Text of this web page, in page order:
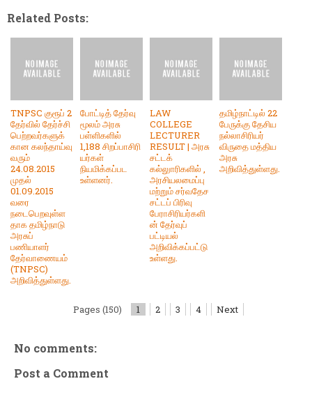
Related Posts:
TNPSC குரூப் 2
தேர்வில் தேர்ச்சி
பெற்றவர்களுக்
கான கலந்தாய்வு
வரும்
24.08.2015
முதல்
01.09.2015
வரை
நடைபெறவுள்ள
தாக தமிழ்நாடு
அரசுப்
பணியாளர்
தேர்வாணையம்
(TNPSC)
அறிவித்துள்ளது.
போட்டித் தேர்வு
மூலம் அரசு
பள்ளிகளில்
1,188 சிறப்பாசிரி
யர்கள்
நியமிக்கப்பட
உள்ளனர்.
LAW
COLLEGE
LECTURER
RESULT | அரசு
சட்டக்
கல்லுாரிகளில் ,
அரசியலமைப்பு
மற்றும் சர்வதேச
சட்டப் பிரிவு
பேராசிரியர்களி
ன் தேர்வுப்
பட்டியல்
அறிவிக்கப்பட்டு
உள்ளது.
தமிழ்நாட்டில் 22
பேருக்கு தேசிய
நல்லாசிரியர்
விருதை மத்திய
அரசு
அறிவித்துள்ளது.
Pages (150) 1 2 3 4 Next
No comments:
Post a Comment